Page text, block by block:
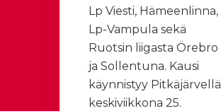
Lp Viesti, Hämeenlinna,
Lp-Vampula sekä
Ruotsin liigasta Örebro
ja Sollentuna. Kausi
käynnistyy Pitkäjärvellä
keskiviikkona 25.